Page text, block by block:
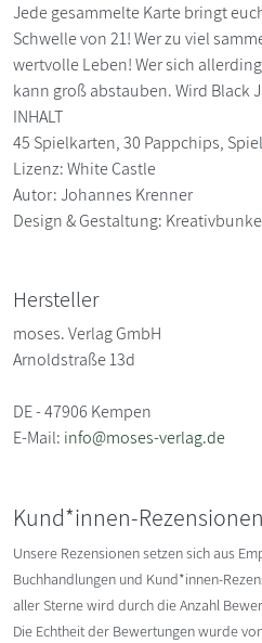
Jede gesammelte Karte bringt
Schwelle von 21! Wer zu viel
wertvolle Leben! Wer sich
kann groß abstauben. Wird Black
INHALT
45 Spielkarten, 30 Pappchips,
Lizenz: White Castle
Autor: Johannes Krenner
Design & Gestaltung:
Hersteller
moses. Verlag GmbH
Arnoldstraße 13d
DE - 47906 Kempen
E-Mail: info@moses-verlag.de
Kund*innen-Rezensionen
Unsere Rezensionen setzen sich aus
Buchhandlungen und Kund*innen-
aller Sterne wird durch die Anzahl
Die Echtheit der Bewertungen wurde